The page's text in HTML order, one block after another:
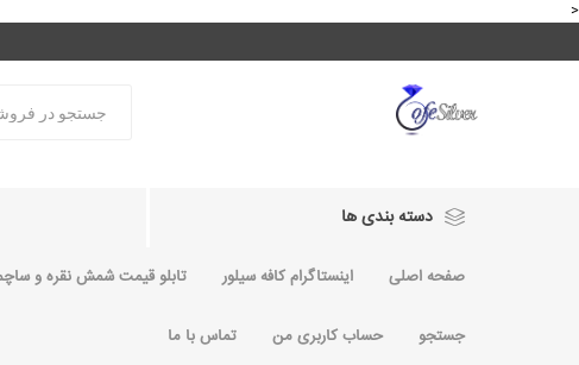
<
دسته بندی ها
صفحه اصلی اینستاگرام کافه سیلور تابلو قیمت شمش نقره و
جستجو حساب کاربری من تماس با ما